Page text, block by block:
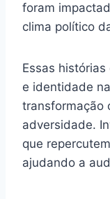
foram
clima político
Essas
e identidade
transformação
adversidade.
que
ajudando a